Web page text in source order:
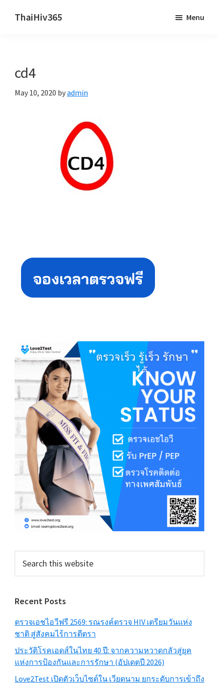
ThaiHiv365
behind.
Menu
cd4
May 10, 2020 byadmin
Sidebar
this
Recent Posts
ตรวจเอชไอวีฟรี 2569: รณรงค์ตรวจ HIV เตรียมวันแห่ง
ชาติ สู่สังคมไร้การตีตรา
ประวัติโรคเอดส์ในไทย 40 ปี: จากความหวาดกลัวสู่ยุค
แห่งการป้องกันและการรักษา (อัปเดตปี 2026)
Love2Test เปิดตัวเว็บไซต์ใน เวียดนาม ยกระดับการเข้าถึง